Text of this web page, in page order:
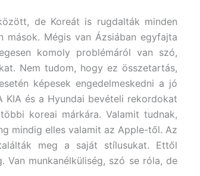
de Koreát is rugdalták minden
mások. Mégis van Ázsiában egyfajta
komoly problémáról van szó,
Nem tudom, hogy ez összetartás,
képesek engedelmeskedni a jó
KIA és a Hyundai bevételi rekordokat
koreai márkára. Valamit tudnak,
mindig elles valamit az Apple-től. Az
meg a saját stílusukat. Ettől
munkanélküliség, szó se róla, de